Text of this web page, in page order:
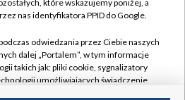
Pomoc
Kontakt
które wskazujemy poniżej, a
nas identyfikatora PPID do Google.
odwiedzania przez Ciebie naszych
dalej „Portalem”, w tym informacje
takich jak: pliki cookie, sygnalizatory
umożliwiających świadczenie